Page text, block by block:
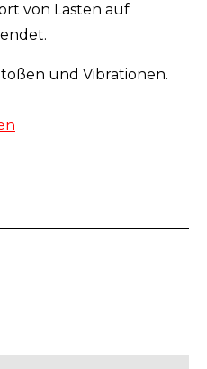
von Lasten auf
und Vibrationen.